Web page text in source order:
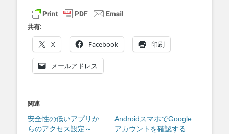
共有:
X Facebook 印刷
メールアドレス
関連
安全性の低いアプリか
らのアクセス設定～
AndroidスマホでGoogle
アカウントを確認する